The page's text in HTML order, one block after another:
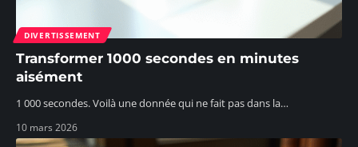
DIVERTISSEMENT
Transformer 1000 secondes en minutes
aisément
1 000 secondes. Voilà une donnée qui ne fait pas dans la…
10 mars 2026